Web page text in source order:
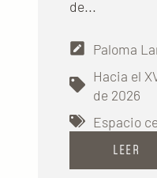
de...
Paloma
Hacia el
de 2026
Espacio
LEER